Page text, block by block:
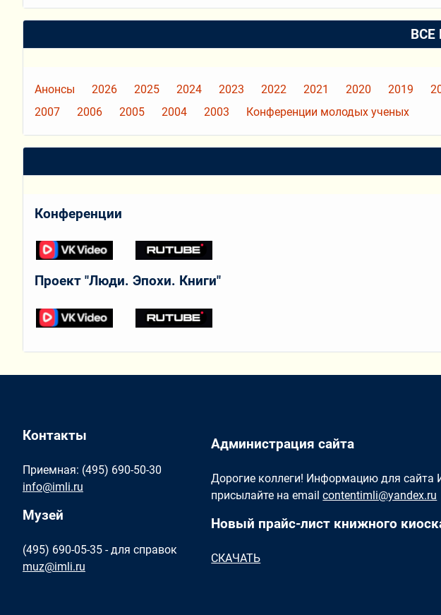
ВСЕ
Анонсы 2026 2025 2024 2023 2022 2021 2020 2019
2007
2006 2005 2004 2003 Конференции молодых ученых
Конференции
Проект "Люди. Эпохи. Книги"
Контакты
Приемная: (495) 690-50-30
info@imli.ru
Музей
(495) 690-05-35 - для справок
muz@imli.ru
Администрация сайта
Дорогие коллеги! Информацию для
присылайте на emailcontentimli@yandex.ru
Новый прайс-лист книжного
СКАЧАТЬ